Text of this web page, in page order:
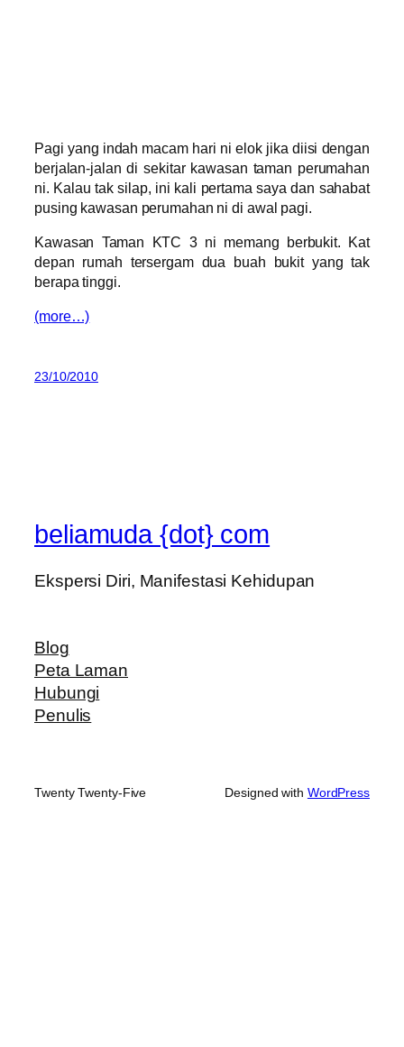
Pagi yang indah macam hari ni elok jika diisi dengan
berjalan-jalan di sekitar kawasan taman perumahan
ni. Kalau tak silap, ini kali pertama saya dan sahabat
pusing kawasan perumahan ni di awal pagi.
Kawasan Taman KTC 3 ni memang berbukit. Kat
depan rumah tersergam dua buah bukit yang tak
berapa tinggi.
(more…)
23/10/2010
beliamuda {dot} com
Ekspersi Diri, Manifestasi Kehidupan
Blog
Peta Laman
Hubungi
Penulis
Twenty Twenty-Five Designed with WordPress